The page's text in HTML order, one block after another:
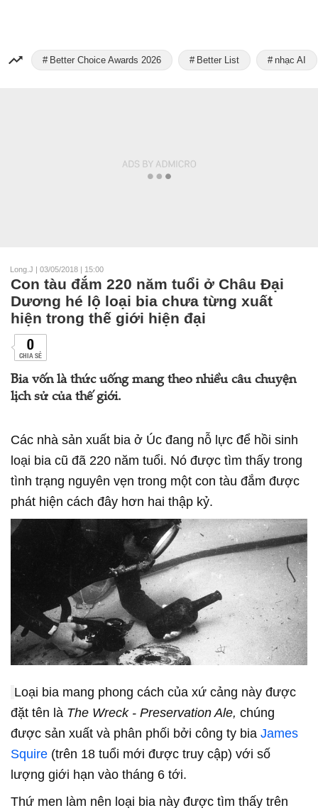
Better Choice Awards 2026 Better List nhạc AI
Long.J | 03/05/2018 | 15:00
Con tàu đắm 220 năm tuổi ở Châu Đại
Dương hé lộ loại bia chưa từng xuất
hiện trong thế giới hiện đại
0
CHIA SẺ
Bia vốn là thức uống mang theo nhiều câu chuyện
lịch sử của thế giới.
Các nhà sản xuất bia ở Úc đang nỗ lực để hồi sinh
loại bia cũ đã 220 năm tuổi. Nó được tìm thấy trong
tình trạng nguyên vẹn trong một con tàu đắm được
phát hiện cách đây hơn hai thập kỷ.
Loại bia mang phong cách của xứ cảng này được
đặt tên là The Wreck - Preservation Ale, chúng
được sản xuất và phân phối bởi công ty bia James
Squire (trên 18 tuổi mới được truy cập) với số
lượng giới hạn vào tháng 6 tới.
Thứ men làm nên loại bia này được tìm thấy trên